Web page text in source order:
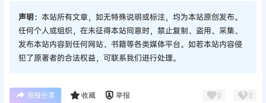
声明： 本站所有文章，如无特殊说明或标注，均为本站原创发布。
任何个人或组织，在未征得本站同意时，禁止复制、盗用、采集、
发布本站内容到任何网站、书籍等各类媒体平台。如若本站内容侵
犯了原著者的合法权益，可联系我们进行处理。
海报分享 收藏 举报 0 0